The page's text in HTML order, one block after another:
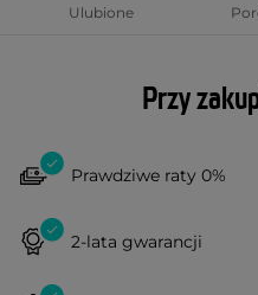
Ulubione
Przy
Prawdziwe raty 0%
2-lata gwarancji